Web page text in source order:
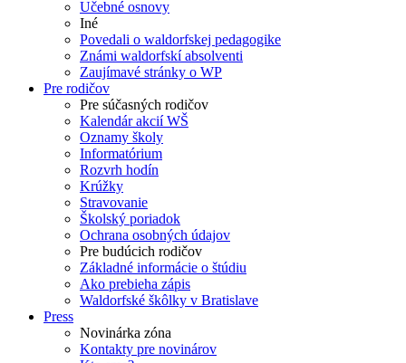
Učebné osnovy
Iné
Povedali o waldorfskej pedagogike
Známi waldorfskí absolventi
Zaujímavé stránky o WP
Pre rodičov
Pre súčasných rodičov
Kalendár akcií WŠ
Oznamy školy
Informatórium
Rozvrh hodín
Krúžky
Stravovanie
Školský poriadok
Ochrana osobných údajov
Pre budúcich rodičov
Základné informácie o štúdiu
Ako prebieha zápis
Waldorfské škôlky v Bratislave
Press
Novinárka zóna
Kontakty pre novinárov